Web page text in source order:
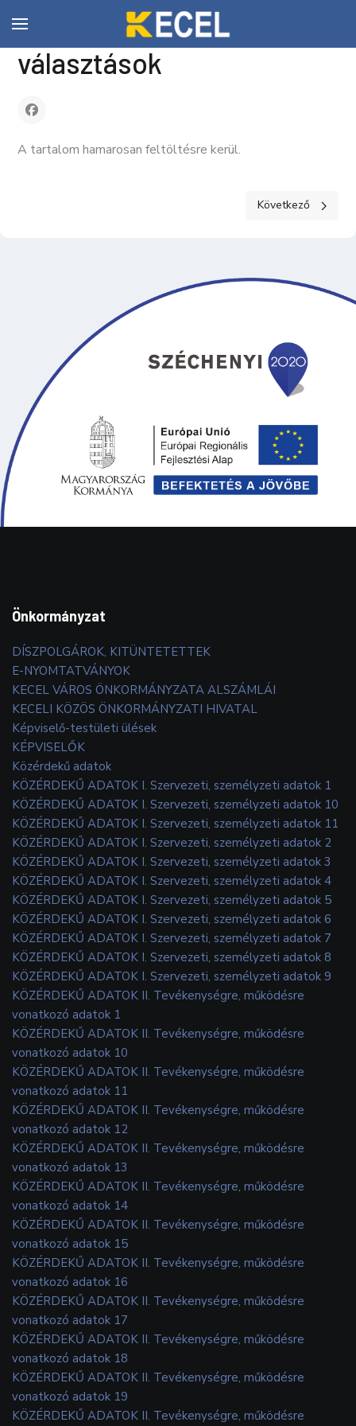
2024. évi általános
választások
A tartalom hamarosan feltöltésre kerül.
Következő cikk:
Következő
Önkormányzat
DÍSZPOLGÁROK, KITÜNTETETTEK
E-NYOMTATVÁNYOK
KECEL VÁROS ÖNKORMÁNYZATA ALSZÁMLÁI
KECELI KÖZÖS ÖNKORMÁNYZATI HIVATAL
Képviselő-testületi ülések
KÉPVISELŐK
Közérdekű adatok
KÖZÉRDEKŰ ADATOK I. Szervezeti, személyzeti adatok 1
KÖZÉRDEKŰ ADATOK I. Szervezeti, személyzeti adatok 10
KÖZÉRDEKŰ ADATOK I. Szervezeti, személyzeti adatok 11
KÖZÉRDEKŰ ADATOK I. Szervezeti, személyzeti adatok 2
KÖZÉRDEKŰ ADATOK I. Szervezeti, személyzeti adatok 3
KÖZÉRDEKŰ ADATOK I. Szervezeti, személyzeti adatok 4
KÖZÉRDEKŰ ADATOK I. Szervezeti, személyzeti adatok 5
KÖZÉRDEKŰ ADATOK I. Szervezeti, személyzeti adatok 6
KÖZÉRDEKŰ ADATOK I. Szervezeti, személyzeti adatok 7
KÖZÉRDEKŰ ADATOK I. Szervezeti, személyzeti adatok 8
KÖZÉRDEKŰ ADATOK I. Szervezeti, személyzeti adatok 9
KÖZÉRDEKŰ ADATOK II. Tevékenységre, működésre
vonatkozó adatok 1
KÖZÉRDEKŰ ADATOK II. Tevékenységre, működésre
vonatkozó adatok 10
KÖZÉRDEKŰ ADATOK II. Tevékenységre, működésre
vonatkozó adatok 11
KÖZÉRDEKŰ ADATOK II. Tevékenységre, működésre
vonatkozó adatok 12
KÖZÉRDEKŰ ADATOK II. Tevékenységre, működésre
vonatkozó adatok 13
KÖZÉRDEKŰ ADATOK II. Tevékenységre, működésre
vonatkozó adatok 14
KÖZÉRDEKŰ ADATOK II. Tevékenységre, működésre
vonatkozó adatok 15
KÖZÉRDEKŰ ADATOK II. Tevékenységre, működésre
vonatkozó adatok 16
KÖZÉRDEKŰ ADATOK II. Tevékenységre, működésre
vonatkozó adatok 17
KÖZÉRDEKŰ ADATOK II. Tevékenységre, működésre
vonatkozó adatok 18
KÖZÉRDEKŰ ADATOK II. Tevékenységre, működésre
vonatkozó adatok 19
KÖZÉRDEKŰ ADATOK II. Tevékenységre, működésre